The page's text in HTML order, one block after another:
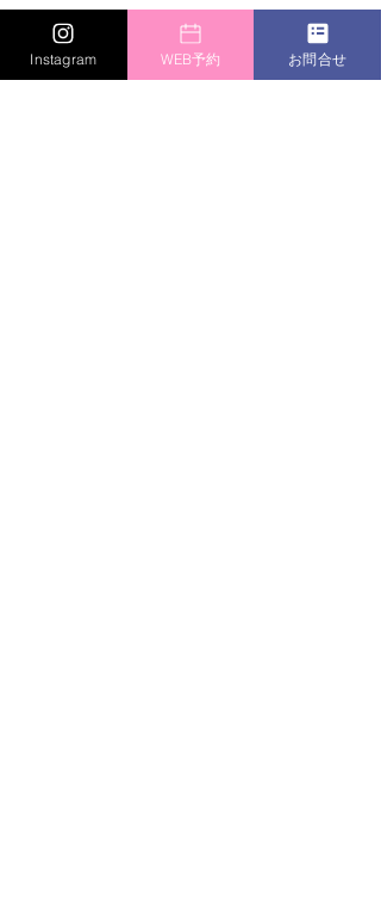
Instagram WEB予約 お問合せ